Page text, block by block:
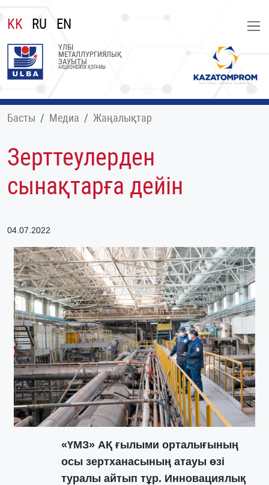
KK RU EN
ҮЛБІ
МЕТАЛЛУРГИЯЛЫҚ
ЗАУЫТЫ
АКЦИОНЕРЛІК ҚОҒАМЫ
Басты Медиа Жаңалықтар
Зерттеулерден
сынақтарға дейін
04.07.2022
«ҮМЗ» АҚ ғылыми орталығының
осы зертханасының атауы өзі
туралы айтып тұр. Инновациялық